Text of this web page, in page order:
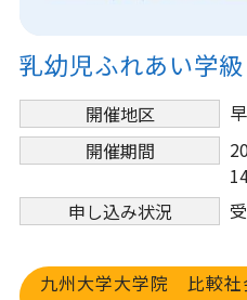
乳幼児ふれあい学級
開催地区
開催期間
申し込み状況
九州大学大学院 比較